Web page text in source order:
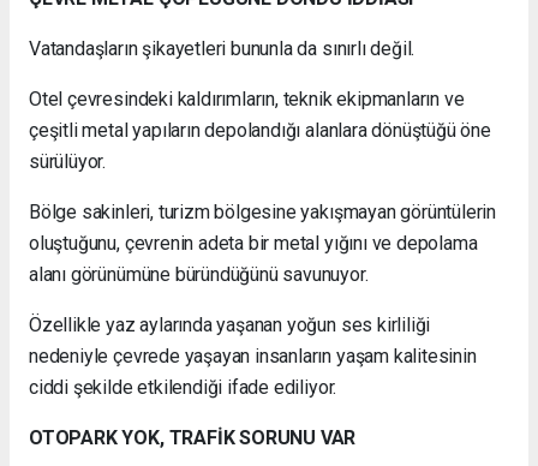
Vatandaşların şikayetleri bununla da sınırlı değil.
Otel çevresindeki kaldırımların, teknik ekipmanların ve
çeşitli metal yapıların depolandığı alanlara dönüştüğü öne
sürülüyor.
Bölge sakinleri, turizm bölgesine yakışmayan görüntülerin
oluştuğunu, çevrenin adeta bir metal yığını ve depolama
alanı görünümüne büründüğünü savunuyor.
Özellikle yaz aylarında yaşanan yoğun ses kirliliği
nedeniyle çevrede yaşayan insanların yaşam kalitesinin
ciddi şekilde etkilendiği ifade ediliyor.
OTOPARK YOK, TRAFİK SORUNU VAR